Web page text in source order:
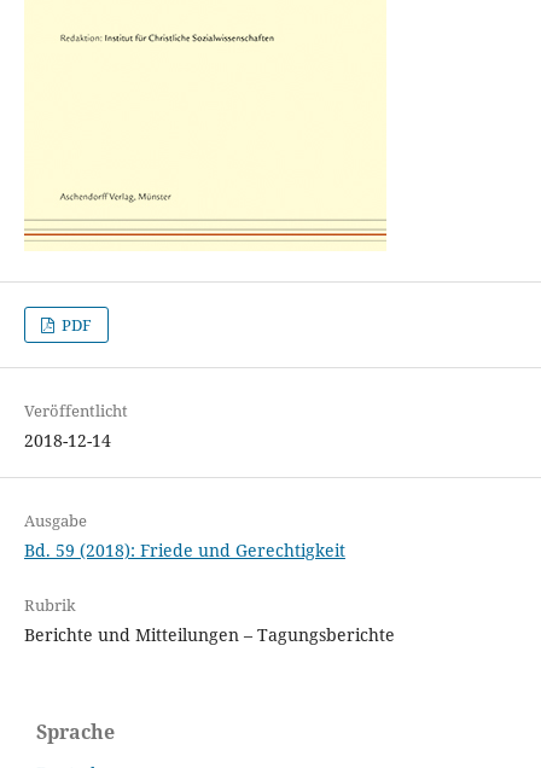
PDF
Veröffentlicht
2018-12-14
Ausgabe
Bd. 59 (2018): Friede und Gerechtigkeit
Rubrik
Berichte und Mitteilungen – Tagungsberichte
Sprache